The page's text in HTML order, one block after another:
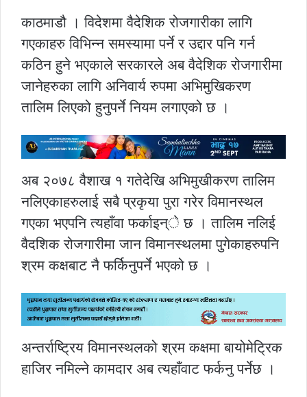
काठमाडौ । विदेशमा वैदेशिक रोजगारीका लागि
गएकाहरु विभिन्न समस्यामा पर्ने र उद्दार पनि गर्न
कठिन हुने भएकाले सरकारले अब वैदेशिक रोजगारीमा
जानेहरुका लागि अनिवार्य रुपमा अभिमुखिकरण
तालिम लिएको हुनुपर्ने नियम लगाएको छ ।
अब २०७८ वैशाख १ गतेदेखि अभिमुखीकरण तालिम
नलिएकाहरुलाई सबै प्रकृया पुरा गरेर विमानस्थल
गएका भएपनि त्यहाँवा फर्काइन्े छ । तालिम नलिई
वैदशिक रोजगारीमा जान विमानस्थलमा पुगेकाहरुपनि
श्रम कक्षबाट नै फर्किनुपर्ने भएको छ ।
अन्तर्राष्ट्रिय विमानस्थलको श्रम कक्षमा बायोमेट्रिक
हाजिर नमिल्ने कामदार अब त्यहाँवाट फर्कनु पर्नेछ ।